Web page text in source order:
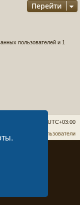
Перейти
пользователей и 1
UTC+03:00
Пользователи
команда